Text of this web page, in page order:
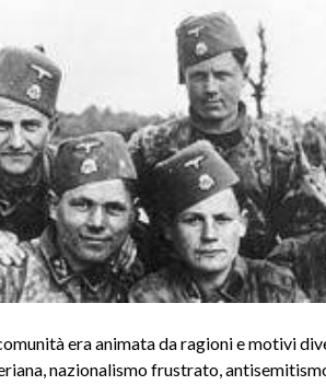
era animata da ragioni e motivi
nazionalismo frustrato,